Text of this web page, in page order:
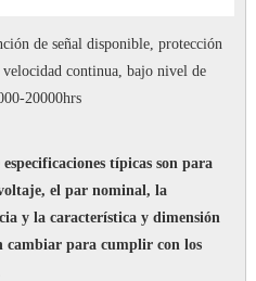
de señal disponible, protección
continua, bajo nivel de
20000hrs
típicas son para
el par nominal, la
y la característica y dimensión
cambiar para cumplir con los